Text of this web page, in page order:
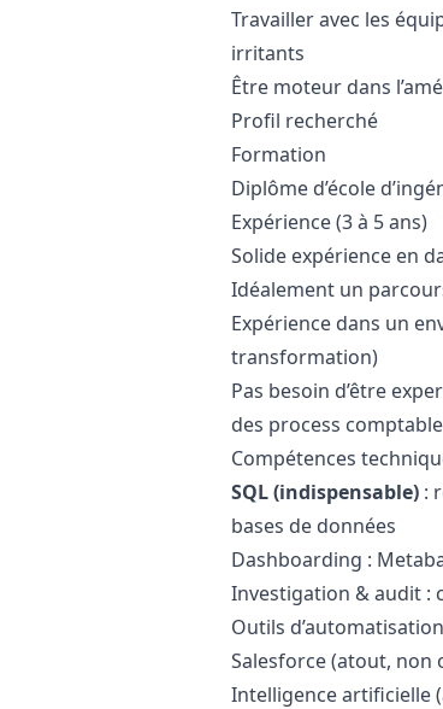
Travailler avec les
irritants
Être moteur dans
Profil recherché
Formation
Diplôme d’école
Expérience (3 à 5 ans)
Solide expérience en
Idéalement un
Expérience dans un
transformation)
Pas besoin d’être
des process
Compétences
SQL (indispensable) :
bases de données
Dashboarding :
Investigation & audit :
Outils
Salesforce (atout, non
Intelligence artificielle